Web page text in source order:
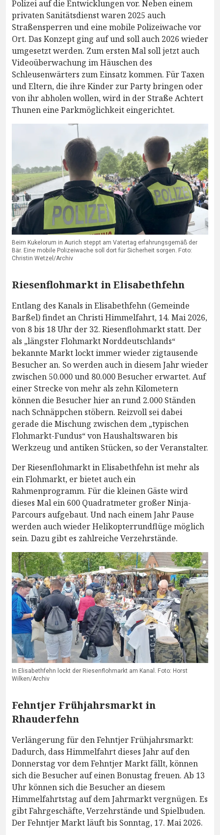
Polizei auf die Entwicklungen vor. Neben einem
privaten Sanitätsdienst waren 2025 auch
Straßensperren und eine mobile Polizeiwache vor
Ort. Das Konzept ging auf und soll auch 2026 wieder
umgesetzt werden. Zum ersten Mal soll jetzt auch
Videoüberwachung im Häuschen des
Schleusenwärters zum Einsatz kommen. Für Taxen
und Eltern, die ihre Kinder zur Party bringen oder
von ihr abholen wollen, wird in der Straße Achtert
Thunen eine Parkmöglichkeit eingerichtet.
Beim Kukelorum in Aurich steppt am Vatertag erfahrungsgemäß der
Bär. Eine mobile Polizeiwache soll dort für Sicherheit sorgen. Foto:
Christin Wetzel/Archiv
Riesenflohmarkt in Elisabethfehn
Entlang des Kanals in Elisabethfehn (Gemeinde
Barßel) findet an Christi Himmelfahrt, 14. Mai 2026,
von 8 bis 18 Uhr der 32. Riesenflohmarkt statt. Der
als „längster Flohmarkt Norddeutschlands“
bekannte Markt lockt immer wieder zigtausende
Besucher an. So werden auch in diesem Jahr wieder
zwischen 50.000 und 80.000 Besucher erwartet. Auf
einer Strecke von mehr als zehn Kilometern
können die Besucher hier an rund 2.000 Ständen
nach Schnäppchen stöbern. Reizvoll sei dabei
gerade die Mischung zwischen dem „typischen
Flohmarkt-Fundus“ von Haushaltswaren bis
Werkzeug und antiken Stücken, so der Veranstalter.
Der Riesenflohmarkt in Elisabethfehn ist mehr als
ein Flohmarkt, er bietet auch ein
Rahmenprogramm. Für die kleinen Gäste wird
dieses Mal ein 600 Quadratmeter großer Ninja-
Parcours aufgebaut. Und nach einem Jahr Pause
werden auch wieder Helikopterrundflüge möglich
sein. Dazu gibt es zahlreiche Verzehrstände.
In Elisabethfehn lockt der Riesenflohmarkt am Kanal. Foto: Horst
Wilken/Archiv
Fehntjer Frühjahrsmarkt in
Rhauderfehn
Verlängerung für den Fehntjer Frühjahrsmarkt:
Dadurch, dass Himmelfahrt dieses Jahr auf den
Donnerstag vor dem Fehntjer Markt fällt, können
sich die Besucher auf einen Bonustag freuen. Ab 13
Uhr können sich die Besucher an diesem
Himmelfahrtstag auf dem Jahrmarkt vergnügen. Es
gibt Fahrgeschäfte, Verzehrstände und Spielbuden.
Der Fehntjer Markt läuft bis Sonntag, 17. Mai 2026.